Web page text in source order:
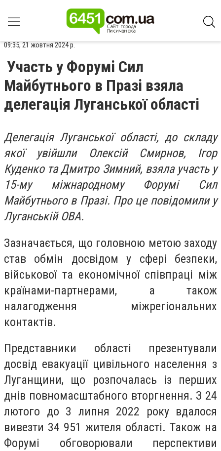
09:35, 21 жовтня 2024 р.
Участь у Форумі Сил
Майбутнього в Празі взяла
делегація Луганської області
Делегація Луганської області, до складу
якої увійшли Олексій Смирнов, Ігор
Куденко та Дмитро Зимний, взяла участь у
15-му міжнародному Форумі Сил
Майбутнього в Празі. Про це повідомили у
Луганській ОВА.
Зазначається, що головною метою заходу
став обмін досвідом у сфері безпеки,
військової та економічної співпраці між
країнами-партнерами, а також
налагодження міжрегіональних
контактів.
Представники області презентували
досвід евакуації цивільного населення з
Луганщини, що розпочалась із перших
днів повномасштабного вторгнення. З 24
лютого до 3 липня 2022 року вдалося
вивезти 34 951 жителя області. Також на
Форумі обговорювали перспективи